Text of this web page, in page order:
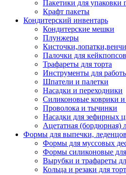
Пакетики для упаковки
Крафт пакеты
Кондитерский инвентарь
Кондитерские мешки
Плунжеры
Палочки для
Трафареты для торта
Инструменты для
Шпатели и палетки
Насадки и переходники
Силиконовые коврики и
Проволока и тычинки
Насадки для зефирных
Ацетатная (бордюрная)
Формы для выпечки,
Формы для муссовых
Формы силиконовые
Вырубки и трафареты
Кольца и резаки для